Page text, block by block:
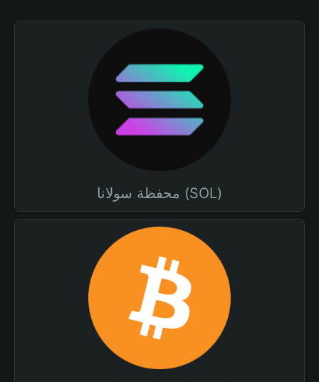
محفظة سولانا (SOL)